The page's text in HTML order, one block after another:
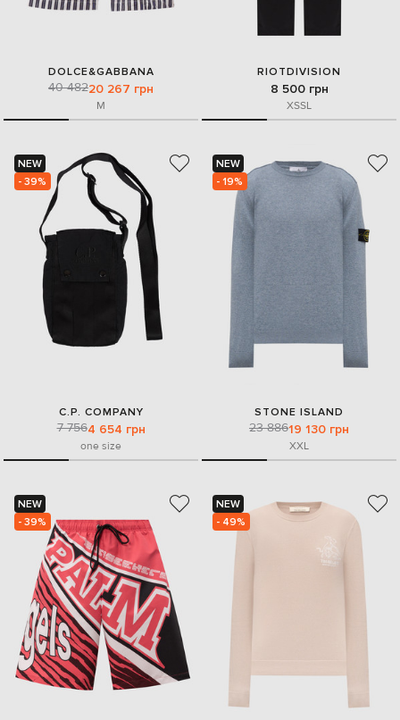
DOLCE&GABBANA
40 48220 267 грн
M
RIOTDIVISION
8 500 грн
XSSL
NEW
- 39%
C.P. COMPANY
7 7564 654 грн
one size
NEW
- 19%
STONE ISLAND
23 88619 130 грн
XXL
NEW
- 39%
NEW
- 49%